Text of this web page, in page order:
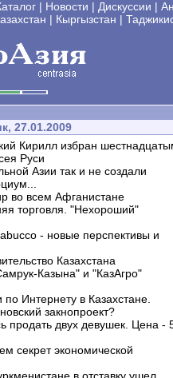
| Новости | Дискуссии |
| Кыргызстан |
27.01.2009
Кирилл избран
Руси
Азии так и не создали
во всем Афганистане
торговля. "Нехороший"
- новые перспективы и
Казахстана
Казына" и "КазАгро"
Интернету в Казахстане.
закнопроект?
продать двух девушек. Цена -
секрет экономической